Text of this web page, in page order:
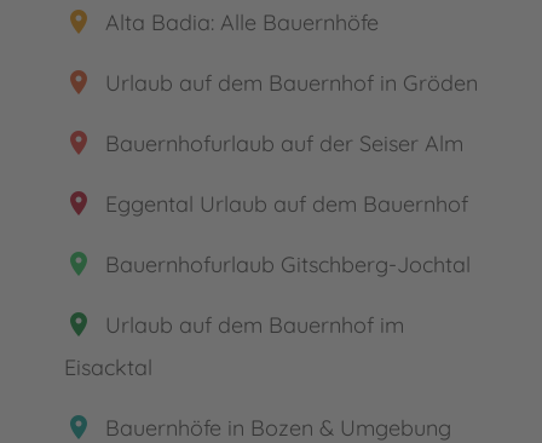
place Alta Badia: Alle Bauernhöfe
place Urlaub auf dem Bauernhof in Gröden
place Bauernhofurlaub auf der Seiser Alm
place Eggental Urlaub auf dem Bauernhof
place Bauernhofurlaub Gitschberg-Jochtal
place
Urlaub auf dem Bauernhof im
Eisacktal
place Bauernhöfe in Bozen & Umgebung